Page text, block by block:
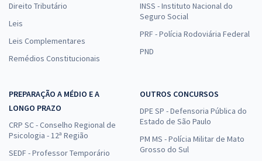
Direito Tributário
Leis
Leis Complementares
Remédios Constitucionais
INSS - Instituto Nacional do
Seguro Social
PRF - Polícia Rodoviária Federal
PND
PREPARAÇÃO A MÉDIO E A
LONGO PRAZO
CRP SC - Conselho Regional de
Psicologia - 12ª Região
SEDF - Professor Temporário
OUTROS CONCURSOS
DPE SP - Defensoria Pública do
Estado de São Paulo
PM MS - Polícia Militar de Mato
Grosso do Sul